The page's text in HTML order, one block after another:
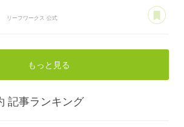
リーフワークス 公式
もっと見る
記事ランキング